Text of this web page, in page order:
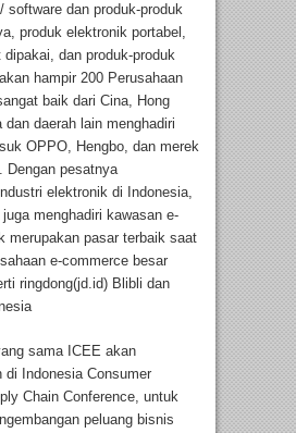
software dan produk-produk
produk elektronik portabel,
dipakai, dan produk-produk
hampir 200 Perusahaan
baik dari Cina, Hong
dan daerah lain menghadiri
OPPO, Hengbo, dan merek
Dengan pesatnya
elektronik di Indonesia,
menghadiri kawasan e-
merupakan pasar terbaik saat
e-commerce besar
ringdong(jd.id) Blibli dan
sama ICEE akan
di Indonesia Consumer
Chain Conference, untuk
peluang bisnis